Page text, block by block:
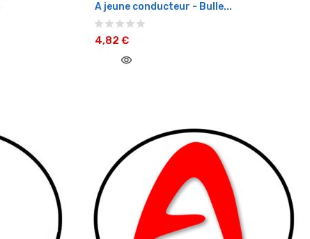
A jeune conducteur - Bulle...
4,82 €
visibility